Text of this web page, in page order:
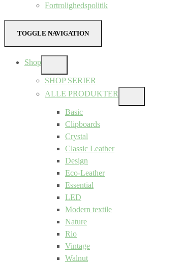
Fortrolighedspolitik
TOGGLE NAVIGATION
Shop
SUB
MENU
SHOP SERIER
ALLE PRODUKTER
SUB
Basic
Clipboards
Crystal
Classic Leather
Design
Eco-Leather
Essential
LED
Modern textile
Nature
Rio
Vintage
Walnut